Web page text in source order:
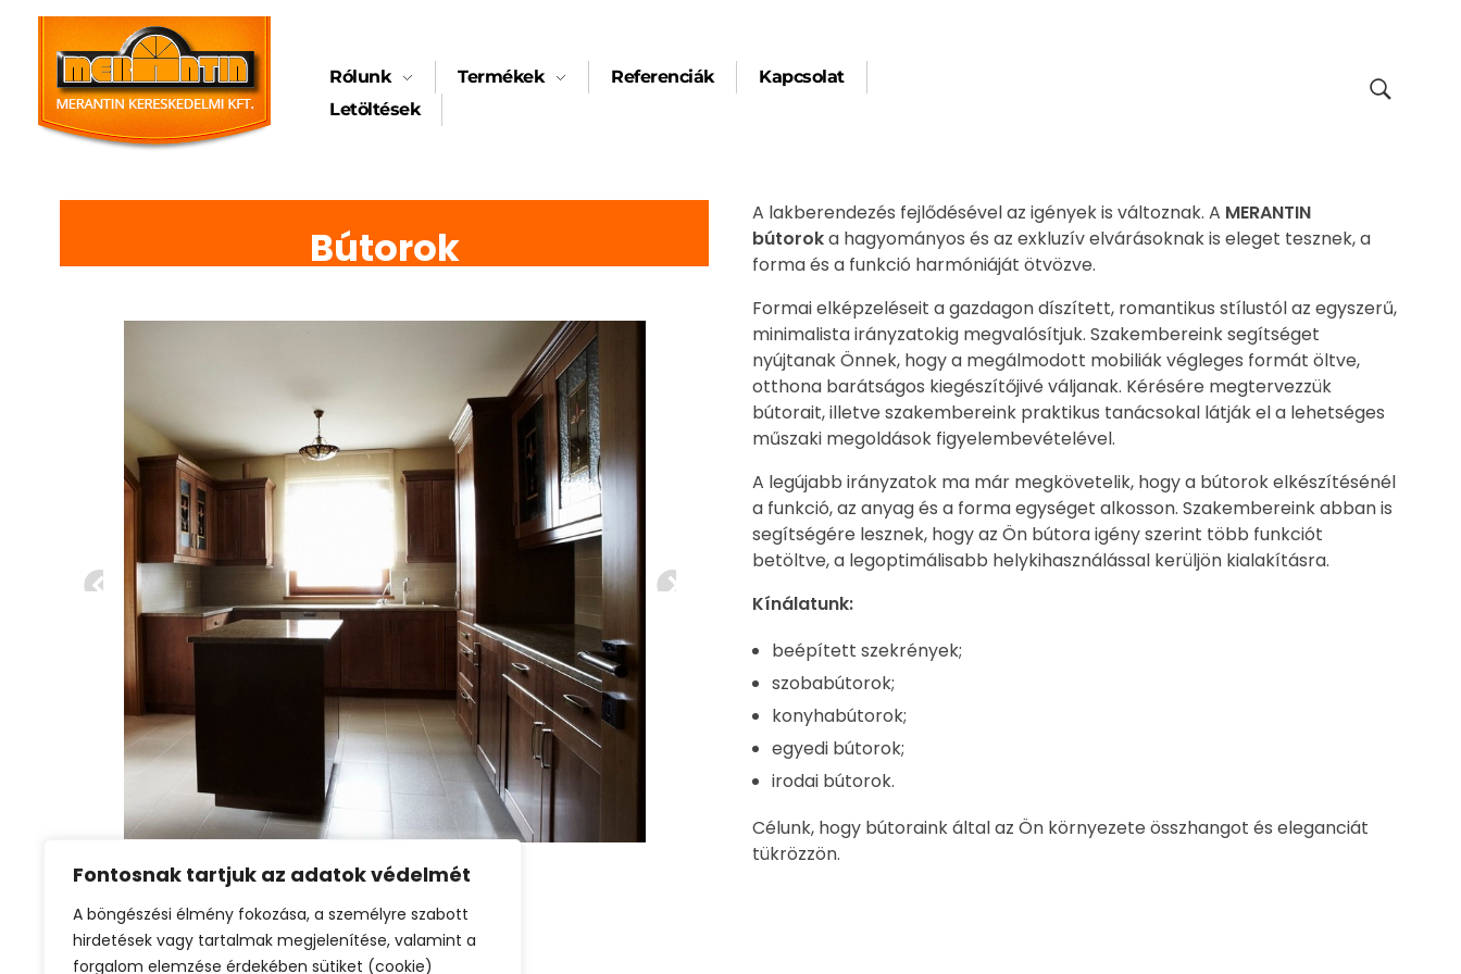
Fontosnak tartjuk az adatok védelmét
A böngészési élmény fokozása, a személyre szabott
hirdetések vagy tartalmak megjelenítése, valamint a
forgalom elemzése érdekében sütiket (cookie)
Rólunk Termékek Referenciák
Kapcsolat
Letöltések
sdfasdfasdfasdf
Bútorok
A lakberendezés fejlődésével az igények is változnak. A MERANTIN
bútoroka hagyományos és az exkluzív elvárásoknak is eleget tesznek, a
forma és a funkció harmóniáját ötvözve.
Formai elképzeléseit a gazdagon díszített, romantikus stílustól az egyszerű,
minimalista irányzatokig megvalósítjuk. Szakembereink segítséget
nyújtanak Önnek, hogy a megálmodott mobiliák végleges formát öltve,
otthona barátságos kiegészítőjivé váljanak. Kérésére megtervezzük
bútorait, illetve szakembereink praktikus tanácsokal látják el a lehetséges
műszaki megoldások figyelembevételével.
A legújabb irányzatok ma már megkövetelik, hogy a bútorok elkészítésénél
a funkció, az anyag és a forma egységet alkosson. Szakembereink abban is
segítségére lesznek, hogy az Ön bútora igény szerint több funkciót
betöltve, a legoptimálisabb helykihasználással kerüljön kialakításra.
Kínálatunk:
beépített szekrények;
szobabútorok;
konyhabútorok;
egyedi bútorok;
irodai bútorok.
Célunk, hogy bútoraink által az Ön környezete összhangot és eleganciát
tükrözzön.